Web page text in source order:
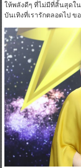
ให้พลังดีๆ ที่ไม่มีที่สิ้นสุดใ
บันเทิงที่เรารักตลอดไป ข